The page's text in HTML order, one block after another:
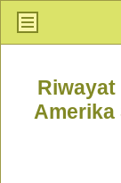
Riwayat
Amerika